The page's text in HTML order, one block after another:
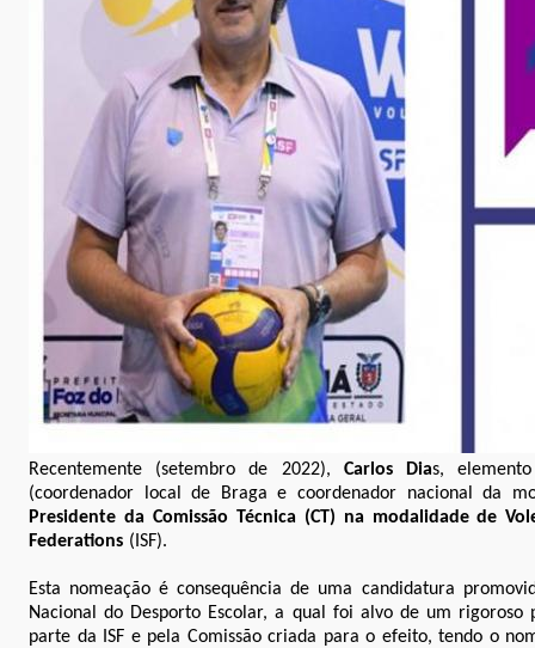
Recentemente (setembro de 2022), Carlos Dias,
(coordenador local de Braga e coordenador nacional da
Presidente da Comissão Técnica (CT) na modalidade de
Federations (ISF).
Esta nomeação é consequência de uma candidatura
Nacional do Desporto Escolar, a qual foi alvo de um rigoroso
parte da ISF e pela Comissão criada para o efeito, tendo o